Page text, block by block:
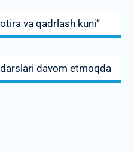
va qadrlash kuni”
davom etmoqda